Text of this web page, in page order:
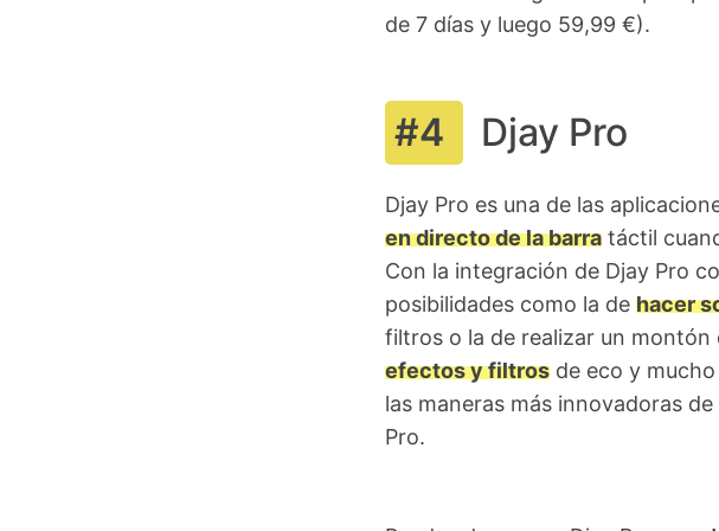
de 7 días y luego 59,99 €).
Djay Pro
Djay Pro es una de las
en directo de la barratáctil
Con la integración de Djay Pro
posibilidades como la de hacer
filtros o la de realizar un montón
efectos y filtrosde eco y mucho
las maneras más innovadoras
Pro.